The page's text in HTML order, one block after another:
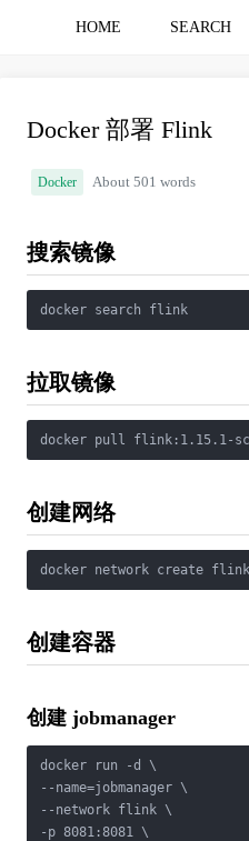
HOME SEARCH
Docker 部署 Flink
Docker About 501 words
搜索镜像
docker search flink
拉取镜像
docker pull flink:1.15.1-
创建网络
docker network create flink
创建容器
创建 jobmanager
docker run -d \
--name=jobmanager \
--network flink \
-p 8081:8081 \